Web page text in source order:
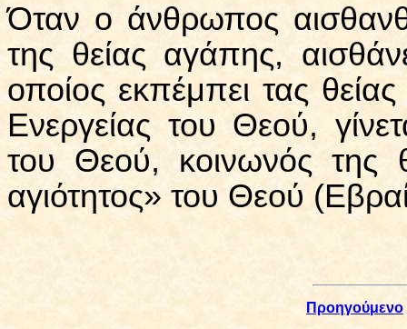
Όταν ο άνθρωπος
της θείας αγάπης,
οποίος εκπέμπει τας
Ενεργείας του Θεού,
του Θεού, κοινωνός της
αγιότητος» του Θεού
Προηγούμενο